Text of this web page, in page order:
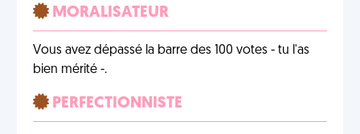
MORALISATEUR
Vous avez dépassé la barre des 100 votes - tu l'as
bien mérité -.
PERFECTIONNISTE